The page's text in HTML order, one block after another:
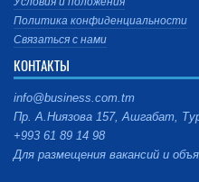
Политика конфиденциальности
Связаться с нами
КОНТАКТЫ
info@business.com.tm
Пр. А.Ниязова 157, Ашгабат,
+993 61 89 14 98
Для размещения вакансий и